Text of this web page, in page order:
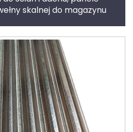
skalnej do magazynu